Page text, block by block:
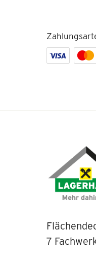
7